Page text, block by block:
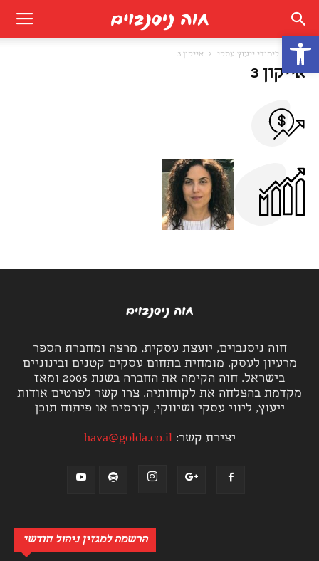
פתח סרגל נגישות
לימודי ייעוץ עסקי אייקון 3
אייקון 3
חוה ניסנבוים, יועצת עסקית, מרצה ומחברת הספר
מרעיון לעסק. מומחית בתחום עסקים קטנים ובינוניים
בישראל. חוה הקימה את החברה בשנת 2005 ומאז
מקדמת בהצלחה את לקוחותיה. צרו קשר לפרטים אודות
ייעוץ, ליווי עסקי ושיווקי, קורסים או פיתוח תוכן
יצירת קשר:hava@golda.co.il
הרשמה למגזין ניהול חודשי